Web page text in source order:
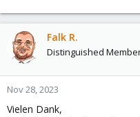
Falk R.
Distinguished
Nov 28, 2023
Vielen Dank,